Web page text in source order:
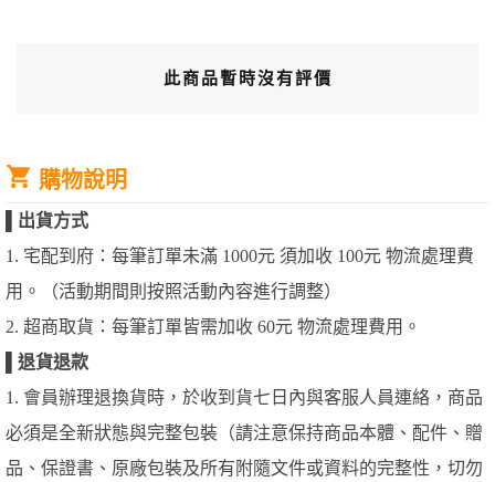
此商品暫時沒有評價
購物說明
出貨方式
1. 宅配到府：每筆訂單未滿 1000元 須加收 100元 物流處理費
用。（活動期間則按照活動內容進行調整）
2. 超商取貨：每筆訂單皆需加收 60元 物流處理費用。
退貨退款
1. 會員辦理退換貨時，於收到貨七日內與客服人員連絡，商品
必須是全新狀態與完整包裝（請注意保持商品本體、配件、贈
品、保證書、原廠包裝及所有附隨文件或資料的完整性，切勿